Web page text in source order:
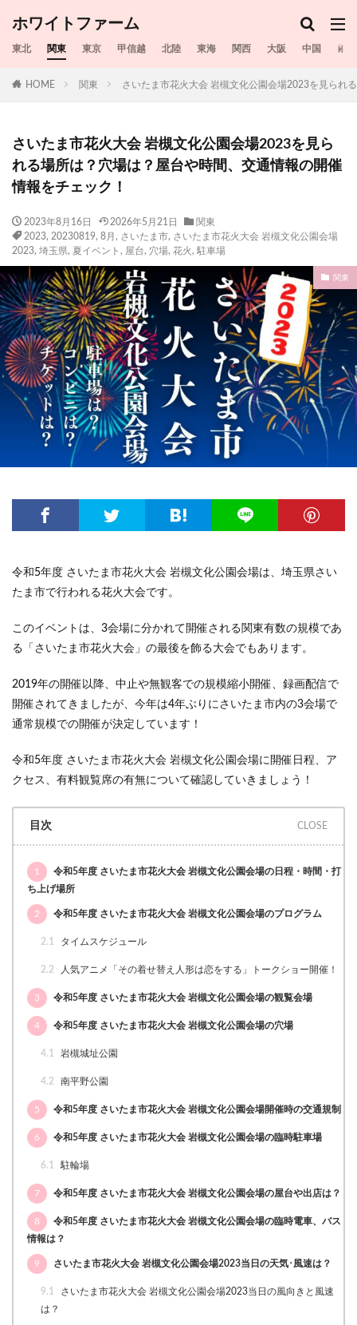
ホワイトファーム
東北 関東 東京 甲信越 北陸 東海 関西 大阪 中国 四国
HOME 関東 さいたま市花火大会 岩槻文化公園会場2023を見られ
さいたま市花火大会 岩槻文化公園会場2023を見ら
れる場所は？穴場は？屋台や時間、交通情報の開催
情報をチェック！
2023年8月16日 2026年5月21日
関東
2023, 20230819, 8月 , さいたま市, さいたま市花火大会 岩槻文化公園会場
2023, 埼玉県, 夏イベント , 屋台, 穴場, 花火 , 駐車場
関東
令和5年度 さいたま市花火大会 岩槻文化公園会場は、埼玉県さい
たま市で行われる花火大会です。
このイベントは、3会場に分かれて開催される関東有数の規模であ
る「さいたま市花火大会」の最後を飾る大会でもあります。
2019年の開催以降、中止や無観客での規模縮小開催、録画配信で
開催されてきましたが、今年は4年ぶりにさいたま市内の3会場で
通常規模での開催が決定しています！
令和5年度 さいたま市花火大会 岩槻文化公園会場に開催日程、ア
クセス、有料観覧席の有無について確認していきましょう！
目次
1
令和5年度 さいたま市花火大会 岩槻文化公園会場の日程・時間・打
ち上げ場所
2 令和5年度 さいたま市花火大会 岩槻文化公園会場のプログラム
2.1 タイムスケジュール
2.2 人気アニメ「その着せ替え人形は恋をする」トークショー開催！
3 令和5年度 さいたま市花火大会 岩槻文化公園会場の観覧会場
4 令和5年度 さいたま市花火大会 岩槻文化公園会場の穴場
4.1 岩槻城址公園
4.2 南平野公園
5 令和5年度 さいたま市花火大会 岩槻文化公園会場開催時の交通規制
6 令和5年度 さいたま市花火大会 岩槻文化公園会場の臨時駐車場
6.1 駐輪場
7 令和5年度 さいたま市花火大会 岩槻文化公園会場の屋台や出店は？
8
令和5年度 さいたま市花火大会 岩槻文化公園会場の臨時電車、バス
情報は？
9 さいたま市花火大会 岩槻文化公園会場2023当日の天気･風速は？
9.1
さいたま市花火大会 岩槻文化公園会場2023当日の風向きと風速
は？